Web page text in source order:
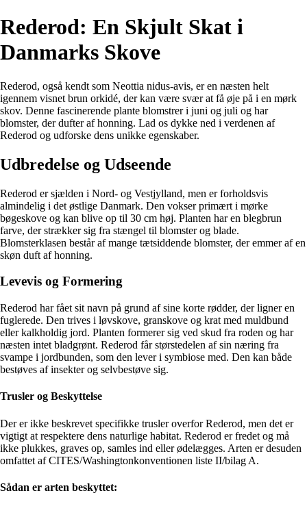
Rederod: En Skjult Skat i
Danmarks Skove
Rederod, også kendt som Neottia nidus-avis, er en næsten helt
igennem visnet brun orkidé, der kan være svær at få øje på i en mørk
skov. Denne fascinerende plante blomstrer i juni og juli og har
blomster, der dufter af honning. Lad os dykke ned i verdenen af
Rederod og udforske dens unikke egenskaber.
Udbredelse og Udseende
Rederod er sjælden i Nord- og Vestjylland, men er forholdsvis
almindelig i det østlige Danmark. Den vokser primært i mørke
bøgeskove og kan blive op til 30 cm høj. Planten har en blegbrun
farve, der strækker sig fra stængel til blomster og blade.
Blomsterklasen består af mange tætsiddende blomster, der emmer af en
skøn duft af honning.
Levevis og Formering
Rederod har fået sit navn på grund af sine korte rødder, der ligner en
fuglerede. Den trives i løvskove, granskove og krat med muldbund
eller kalkholdig jord. Planten formerer sig ved skud fra roden og har
næsten intet bladgrønt. Rederod får størstedelen af sin næring fra
svampe i jordbunden, som den lever i symbiose med. Den kan både
bestøves af insekter og selvbestøve sig.
Trusler og Beskyttelse
Der er ikke beskrevet specifikke trusler overfor Rederod, men det er
vigtigt at respektere dens naturlige habitat. Rederod er fredet og må
ikke plukkes, graves op, samles ind eller ødelægges. Arten er desuden
omfattet af CITES/Washingtonkonventionen liste II/bilag A.
Sådan er arten beskyttet: